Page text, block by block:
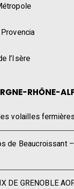
l’Isère
RHÔNE-
volailles
de Beaucroissant
DE GRENOBLE